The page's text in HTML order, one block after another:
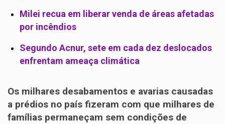
Milei recua em liberar venda de áreas afetadas
por incêndios
Segundo Acnur, sete em cada dez deslocados
enfrentam ameaça climática
Os milhares desabamentos e avarias causadas
a prédios no país fizeram com que milhares de
famílias permaneçam sem condições de